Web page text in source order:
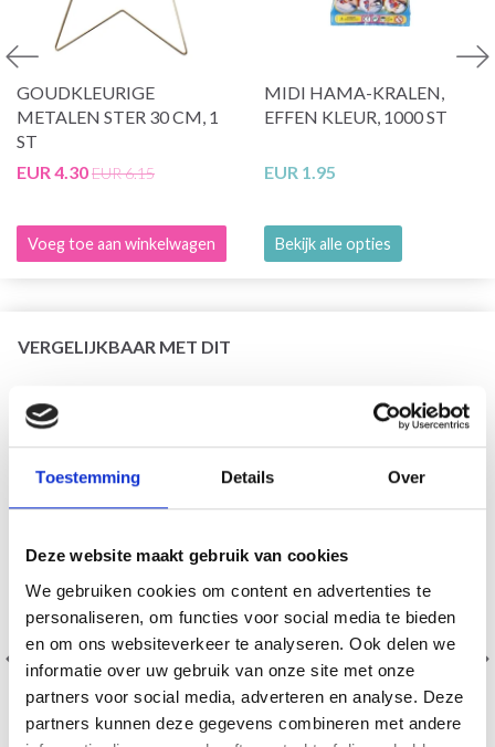
Toestemming Details Over
Deze website maakt gebruik van cookies
We gebruiken cookies om content en advertenties te
personaliseren, om functies voor social media te bieden
en om ons websiteverkeer te analyseren. Ook delen we
informatie over uw gebruik van onze site met onze
partners voor social media, adverteren en analyse. Deze
partners kunnen deze gegevens combineren met andere
GOUDKLEURIGE
METALEN STER 30 CM, 1
ST
EUR 4.30EUR 6.15
Voeg toe aan winkelwagen
MIDI HAMA-KRALEN,
EFFEN KLEUR, 1000 ST
EUR 1.95
Bekijk alle opties
VERGELIJKBAAR MET DIT
30% korting